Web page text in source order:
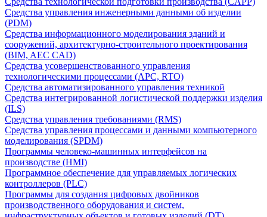
Средства управления инженерными данными об изделии
(PDM)
Средства информационного моделирования зданий и
сооружений, архитектурно-строительного проектирования
(BIM, AEC CAD)
Средства усовершенствованного управления
технологическими процессами (APC, RTO)
Средства автоматизированного управления техникой
Средства интегрированной логистической поддержки изделия
(ILS)
Средства управления требованиями (RMS)
Средства управления процессами и данными компьютерного
моделирования (SPDM)
Программы человеко-машинных интерфейсов на
производстве (HMI)
Программное обеспечение для управляемых логических
контроллеров (PLC)
Программы для создания цифровых двойников
производственного оборудования и систем,